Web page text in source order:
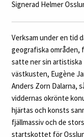
Signerad Helmer
Verksam under en tid
geografiska områden,
satte ner sin artistiska
västkusten, Eugène
Anders Zorn Dalarna,
viddernas okrönte
hjärtas och konsts
fjällmassiv och de
startskottet för